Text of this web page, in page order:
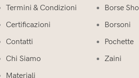
Termini & Condizioni
Certificazioni
Contatti
Chi Siamo
Materiali
Borse
Borsoni
Pochette
Zaini